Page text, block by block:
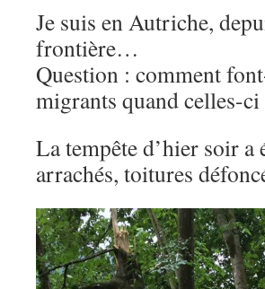
Je suis en Autriche,
frontière…
Question : comment
migrants quand celles-
La tempête d’hier soir
arrachés, toitures